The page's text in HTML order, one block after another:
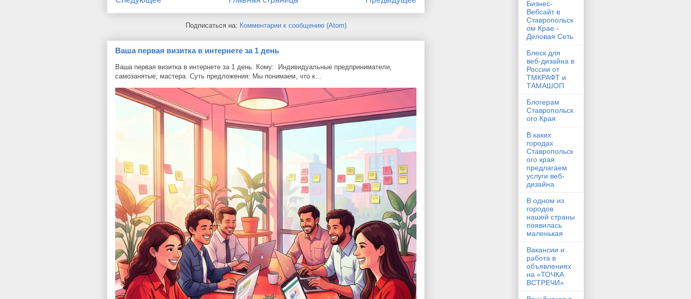
Подписаться на: Комментарии к сообщению (Atom)
Ваша первая визитка в интернете за 1 день
Ваша первая визитка в интернете за 1 день. Кому: Индивидуальные предприниматели,
самозанятые, мастера. Суть предложения: Мы понимаем, что к...
Бизнес-
Вебсайт в
Ставропольск
ом Крае -
Деловая Сеть
Блеск для
веб-дизайна в
России от
ТМКРАФТ и
ТАМАШОП
Блогерам
Ставропольск
ого Края
В каких
городах
Ставропольск
ого края
предлагаем
услуги веб-
дизайна
В одном из
городов
нашей страны
появилась
маленькая
Вакансии и
работа в
объявлениях
на «ТОЧКА
ВСТРЕЧИ»